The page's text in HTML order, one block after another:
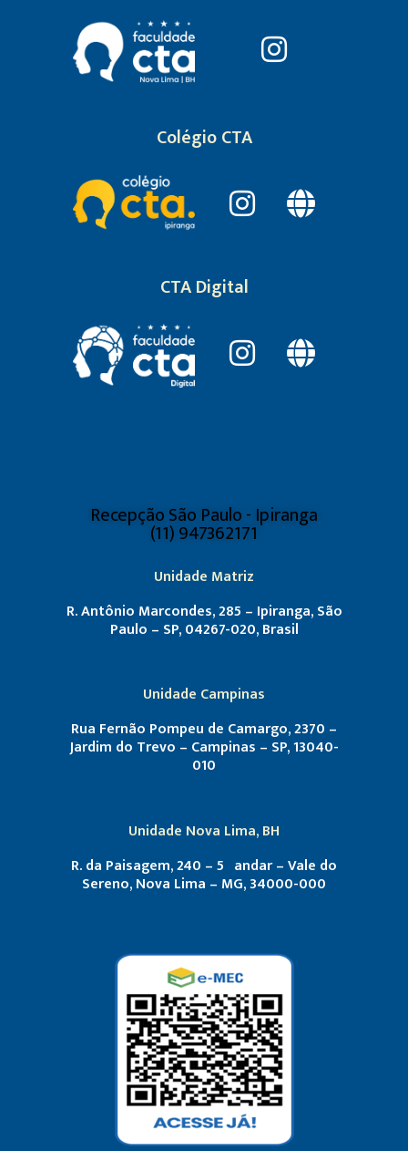
Colégio CTA
CTA Digital
Recepção São Paulo - Ipiranga
(11) 947362171
Unidade Matriz
R. Antônio Marcondes, 285 – Ipiranga, São
Paulo – SP, 04267-020, Brasil
Unidade Campinas
Rua Fernão Pompeu de Camargo, 2370 –
Jardim do Trevo – Campinas – SP, 13040-
010
Unidade Nova Lima, BH
R. da Paisagem, 240 – 5º andar – Vale do
Sereno, Nova Lima – MG, 34000-000